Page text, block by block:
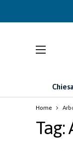
Chiesa
Home
Tag: